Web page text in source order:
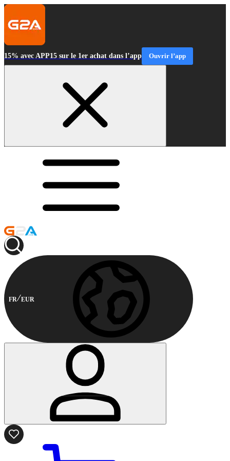
15% avec APP15 sur le 1er achat dans l’app Ouvrir l’app
FR EUR